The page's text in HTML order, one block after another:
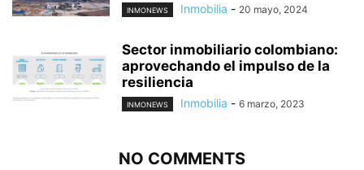
INMONEWS Inmobilia - 20 mayo, 2024
Sector inmobiliario colombiano:
aprovechando el impulso de la
resiliencia
INMONEWS Inmobilia - 6 marzo, 2023
NO COMMENTS